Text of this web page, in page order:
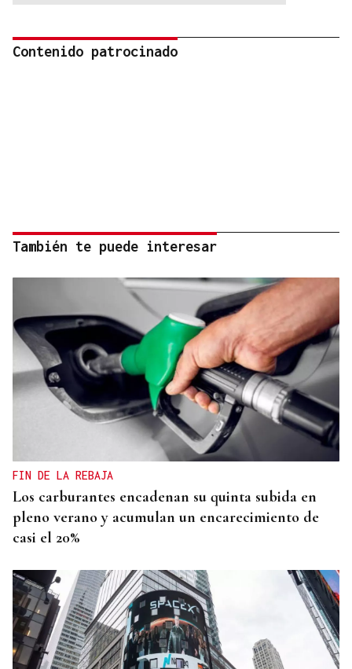
Contenido patrocinado
También te puede interesar
FIN DE LA REBAJA
Los carburantes encadenan su quinta subida en
pleno verano y acumulan un encarecimiento de
casi el 20%